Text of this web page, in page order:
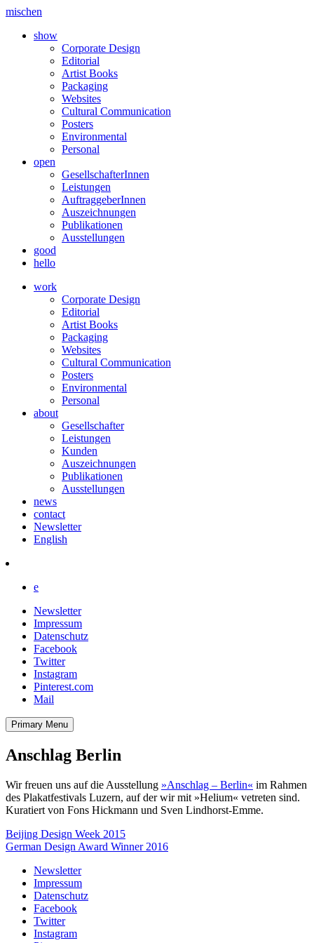
mischen
show
Corporate Design
Editorial
Artist Books
Packaging
Websites
Cultural Communication
Posters
Environmental
Personal
open
GesellschafterInnen
Leistungen
AuftraggeberInnen
Auszeichnungen
Publikationen
Ausstellungen
good
hello
work
Corporate Design
Editorial
Artist Books
Packaging
Websites
Cultural Communication
Posters
Environmental
Personal
about
Gesellschafter
Leistungen
Kunden
Auszeichnungen
Publikationen
Ausstellungen
news
contact
Newsletter
English
e
Newsletter
Impressum
Datenschutz
Facebook
Twitter
Instagram
Pinterest.com
Mail
Primary Menu
Anschlag Berlin
Wir freuen uns auf die Ausstellung »Anschlag – Berlin« im Rahmen
des Plakatfestivals Luzern, auf der wir mit »Helium« vetreten sind.
Kuratiert von Fons Hickmann und Sven Lindhorst-Emme.
Beitragsnavigation
Beijing Design Week 2015
German Design Award Winner 2016
Newsletter
Impressum
Datenschutz
Facebook
Twitter
Instagram